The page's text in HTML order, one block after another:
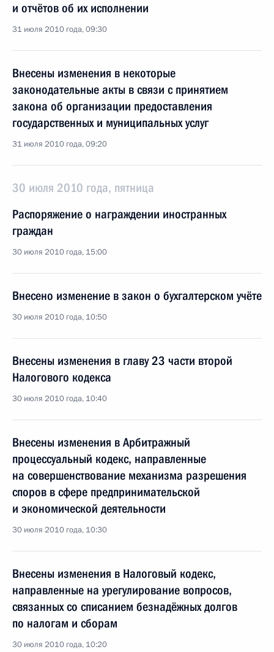
и отчётов об их исполнении
31 июля 2010 года, 09:30
Внесены изменения в некоторые
законодательные акты в связи с принятием
закона об организации предоставления
государственных и муниципальных услуг
31 июля 2010 года, 09:20
30 июля 2010 года, пятница
Распоряжение о награждении иностранных
граждан
30 июля 2010 года, 15:00
Внесено изменение в закон о бухгалтерском учёте
30 июля 2010 года, 10:50
Внесены изменения в главу 23 части второй
Налогового кодекса
30 июля 2010 года, 10:40
Внесены изменения в Арбитражный
процессуальный кодекс, направленные
на совершенствование механизма разрешения
споров в сфере предпринимательской
и экономической деятельности
30 июля 2010 года, 10:30
Внесены изменения в Налоговый кодекс,
направленные на урегулирование вопросов,
связанных со списанием безнадёжных долгов
по налогам и сборам
30 июля 2010 года, 10:20